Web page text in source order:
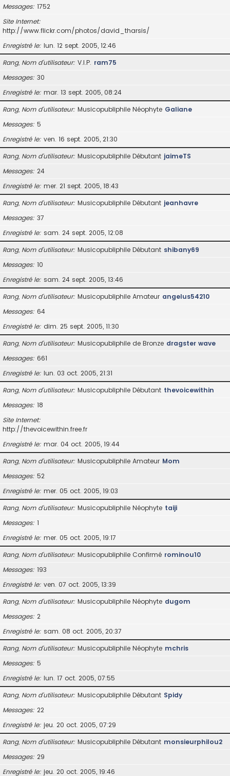
Messages 1752
Site Internet
http://www.flickr.com/photos/david_tharsis/
Enregistré le lun. 12 sept. 2005, 12:46
Rang, Nom d’utilisateur V.I.P. ram75
Messages 30
Enregistré le mar. 13 sept. 2005, 08:24
Rang, Nom d’utilisateur Musicopubliphile Néophyte Galiane
Messages 5
Enregistré le ven. 16 sept. 2005, 21:30
Rang, Nom d’utilisateur Musicopubliphile Débutant jaimeTS
Messages 24
Enregistré le mer. 21 sept. 2005, 18:43
Rang, Nom d’utilisateur Musicopubliphile Débutant jeanhavre
Messages 37
Enregistré le sam. 24 sept. 2005, 12:08
Rang, Nom d’utilisateur Musicopubliphile Débutant shibany69
Messages 10
Enregistré le sam. 24 sept. 2005, 13:46
Rang, Nom d’utilisateur Musicopubliphile Amateur angelus54210
Messages 64
Enregistré le dim. 25 sept. 2005, 11:30
Rang, Nom d’utilisateur Musicopubliphile de Bronze dragster wave
Messages 661
Enregistré le lun. 03 oct. 2005, 21:31
Rang, Nom d’utilisateur Musicopubliphile Débutant thevoicewithin
Messages 18
Site Internet
http://thevoicewithin.free.fr
Enregistré le mar. 04 oct. 2005, 19:44
Rang, Nom d’utilisateur Musicopubliphile Amateur Mom
Messages 52
Enregistré le mer. 05 oct. 2005, 19:03
Rang, Nom d’utilisateur Musicopubliphile Néophyte taiji
Messages 1
Enregistré le mer. 05 oct. 2005, 19:17
Rang, Nom d’utilisateur Musicopubliphile Confirmé rominou10
Messages 193
Enregistré le ven. 07 oct. 2005, 13:39
Rang, Nom d’utilisateur Musicopubliphile Néophyte dugom
Messages 2
Enregistré le sam. 08 oct. 2005, 20:37
Rang, Nom d’utilisateur Musicopubliphile Néophyte mchris
Messages 5
Enregistré le lun. 17 oct. 2005, 07:55
Rang, Nom d’utilisateur Musicopubliphile Débutant Spidy
Messages 22
Enregistré le jeu. 20 oct. 2005, 07:29
Rang, Nom d’utilisateur Musicopubliphile Débutant monsieurphilou2
Messages 29
Enregistré le jeu. 20 oct. 2005, 19:46